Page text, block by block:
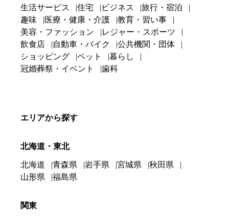
生活サービス 住宅 ビジネス
旅行・宿泊
趣味
医療・健康・介護
教育・習い事
美容・ファッション
レジャー・スポーツ
飲食店
自動車・バイク
公共機関・団体
ショッピング
ペット
暮らし
冠婚葬祭・イベント
歯科
エリアから探す
北海道・東北
北海道 青森県 岩手県 宮城県
秋田県
山形県
福島県
関東